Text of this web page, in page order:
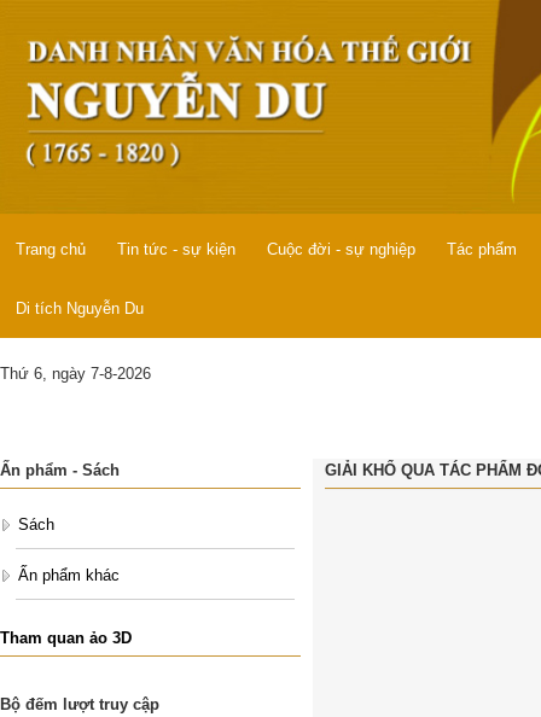
Trang chủ Tin tức - sự kiện Cuộc đời - sự nghiệp Tác phẩm
Di tích Nguyễn Du
Thứ 6, ngày 7-8-2026
Ấn phẩm - Sách
Sách
Ấn phẩm khác
Tham quan ảo 3D
Bộ đếm lượt truy cập
GIẢI KHỔ QUA TÁC PHẨM